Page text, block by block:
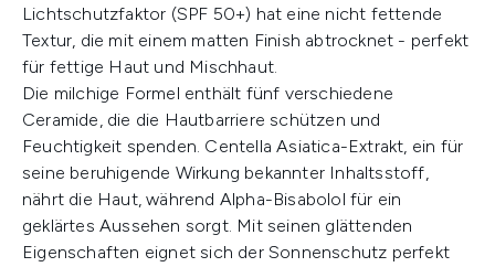
Lichtschutzfaktor (SPF 50+) hat eine nicht fettende
Textur, die mit einem matten Finish abtrocknet - perfekt
für fettige Haut und Mischhaut.
Die milchige Formel enthält fünf verschiedene
Ceramide, die die Hautbarriere schützen und
Feuchtigkeit spenden. Centella Asiatica-Extrakt, ein für
seine beruhigende Wirkung bekannter Inhaltsstoff,
nährt die Haut, während Alpha-Bisabolol für ein
geklärtes Aussehen sorgt. Mit seinen glättenden
Eigenschaften eignet sich der Sonnenschutz perfekt